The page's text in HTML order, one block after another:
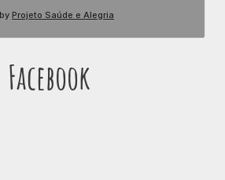
Facebook